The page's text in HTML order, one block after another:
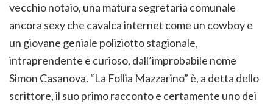
vecchio notaio, una matura segretaria comunale
ancora sexy che cavalca internet come un cowboy e
un giovane geniale poliziotto stagionale,
intraprendente e curioso, dall’improbabile nome
Simon Casanova. “La Follia Mazzarino” è, a detta dello
scrittore, il suo primo racconto e certamente uno dei